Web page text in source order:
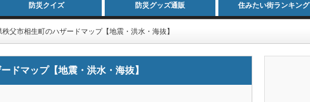
防災クイズ 防災グッズ通販 住みたい街ランキング
秩父市相生町のハザードマップ【地震・洪水・海抜】
ドマップ【地震・洪水・海抜】